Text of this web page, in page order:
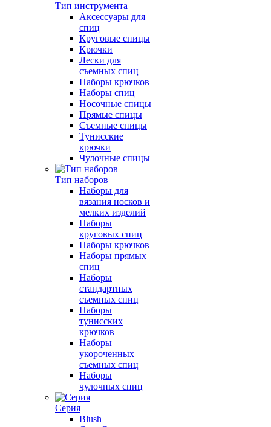
Тип инструмента
Аксессуары для
спиц
Круговые спицы
Крючки
Лески для
съемных спиц
Наборы крючков
Наборы спиц
Носочные спицы
Прямые спицы
Съемные спицы
Тунисские
крючки
Чулочные спицы
Тип наборов
Наборы для
вязания носков и
мелких изделий
Наборы
круговых спиц
Наборы крючков
Наборы прямых
спиц
Наборы
стандартных
съемных спиц
Наборы
тунисских
крючков
Наборы
укороченных
съемных спиц
Наборы
чулочных спиц
Серия
Blush